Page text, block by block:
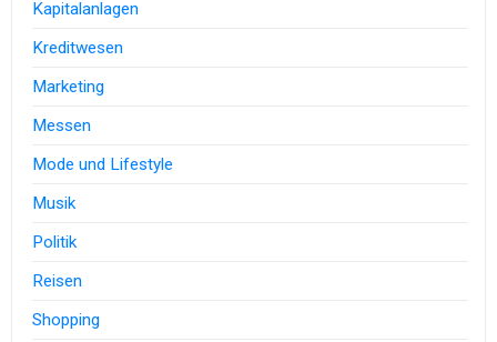
Kapitalanlagen
Kreditwesen
Marketing
Messen
Mode und Lifestyle
Musik
Politik
Reisen
Shopping